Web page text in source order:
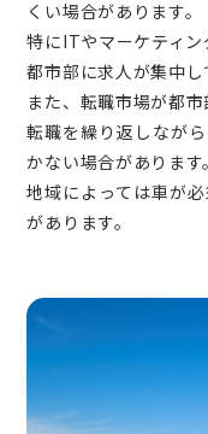
くい場合があります。
特にITやマーケティン
都市部に求人が集中し
また、転職市場が都市
転職を繰り返しなが
かない場合があります。
地域によっては車が
があります。